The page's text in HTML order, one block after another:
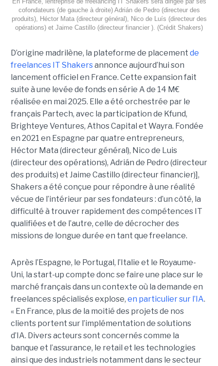
cofondateurs (de gauche à droite) Adrián de Pedro (directeur des
produits), Héctor Mata (directeur général), Nico de Luís (directeur des
opérations) et Jaime Castillo (directeur financier ). (Crédit Shakers)
D’origine madrilène, la plateforme de placement de
freelances IT Shakersannonce aujourd’hui son
lancement officiel en France. Cette expansion fait
suite à une levée de fonds en série A de 14 M€
réalisée en mai 2025. Elle a été orchestrée par le
français Partech, avec la participation de Kfund,
Brighteye Ventures, Athos Capital et Wayra. Fondée
en 2021 en Espagne par quatre entrepreneurs,
Héctor Mata (directeur général), Nico de Luis
(directeur des opérations), Adrián de Pedro (directeur
des produits) et Jaime Castillo (directeur financier)],
Shakers a été conçue pour répondre à une réalité
vécue de l’intérieur par ses fondateurs : d’un côté, la
difficulté à trouver rapidement des compétences IT
qualifiées et de l’autre, celle de décrocher des
missions de longue durée en tant que freelance.
Après l’Espagne, le Portugal, l’Italie et le Royaume-
Uni, la start-up compte donc se faire une place sur le
marché français dans un contexte où la demande en
freelances spécialisés explose, en particulier sur l’IA.
« En France, plus de la moitié des projets de nos
clients portent sur l’implémentation de solutions
d’IA. Divers acteurs sont concernés comme la
banque et l’assurance, le retail et les technologies
ainsi que des industriels notamment dans le secteur